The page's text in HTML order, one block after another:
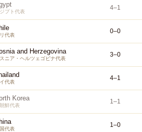
プト代表
4–1
代表
0–0
and Herzegovina
ニア・ヘルツェゴビナ代表
3–0
代表
4–1
Korea
鮮代表
1–1
代表
1–0